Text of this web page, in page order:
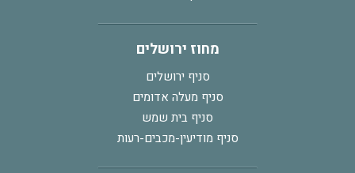
מחוז ירושלים
סניף ירושלים
סניף מעלה אדומים
סניף בית שמש
סניף מודיעין-מכבים-רעות